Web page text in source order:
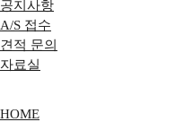
공지사항
A/S 접수
견적 문의
자료실
HOME